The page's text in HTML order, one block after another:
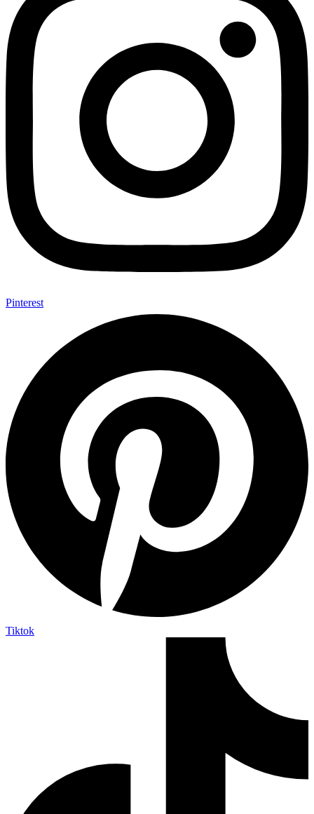
Pinterest
Tiktok